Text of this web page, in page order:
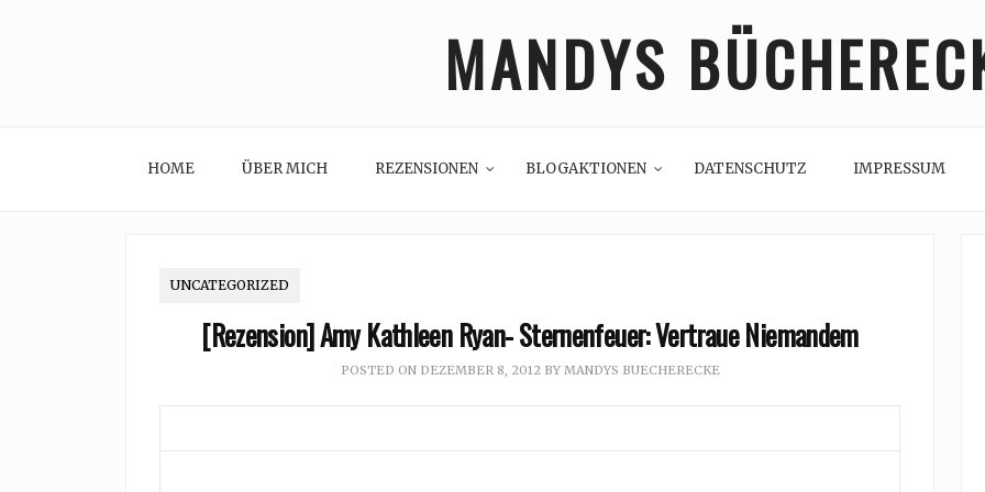
MANDYS
HOME ÜBER MICH REZENSIONEN BLOGAKTIONEN DATENSCHUTZ IMPRESSUM
UNCATEGORIZED
[Rezension] Amy Kathleen Ryan- Sternenfeuer: Vertraue Niemandem
POSTED ON DEZEMBER 8, 2012BY MANDYS BUECHERECKE